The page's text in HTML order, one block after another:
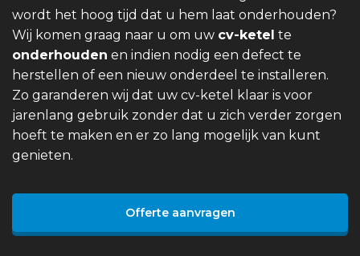
wordt het hoog tijd dat u hem laat onderhouden?
Wij komen graag naar u om uw cv-ketel te
onderhouden en indien nodig een defect te
herstellen of een nieuw onderdeel te installeren.
Zo garanderen wij dat uw cv-ketel klaar is voor
jarenlang gebruik zonder dat u zich verder zorgen
hoeft te maken en er zo lang mogelijk van kunt
genieten.
Offerte aanvragen